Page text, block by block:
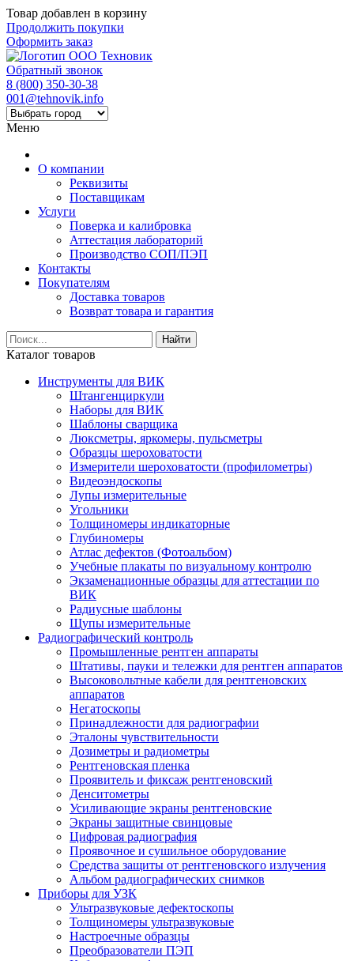
Товар добавлен в корзину
Продолжить покупки
Оформить заказ
Обратный звонок
8 (800) 350-30-38
001@tehnovik.info
Меню
О компании
Реквизиты
Поставщикам
Услуги
Поверка и калибровка
Аттестация лабораторий
Производство СОП/ПЭП
Контакты
Покупателям
Доставка товаров
Возврат товара и гарантия
Найти
Каталог товаров
Инструменты для ВИК
Штангенциркули
Наборы для ВИК
Шаблоны сварщика
Люксметры, яркомеры, пульсметры
Образцы шероховатости
Измерители шероховатости (профилометры)
Видеоэндоскопы
Лупы измерительные
Угольники
Толщиномеры индикаторные
Глубиномеры
Атлас дефектов (Фотоальбом)
Учебные плакаты по визуальному контролю
Экзаменационные образцы для аттестации по
ВИК
Радиусные шаблоны
Щупы измерительные
Радиографический контроль
Промышленные рентген аппараты
Штативы, пауки и тележки для рентген аппаратов
Высоковольтные кабели для рентгеновских
аппаратов
Негатоскопы
Принадлежности для радиографии
Эталоны чувствительности
Дозиметры и радиометры
Рентгеновская пленка
Проявитель и фиксаж рентгеновский
Денситометры
Усиливающие экраны рентгеновские
Экраны защитные свинцовые
Цифровая радиография
Проявочное и сушильное оборудование
Средства защиты от рентгеновского излучения
Альбом радиографических снимков
Приборы для УЗК
Ультразвуковые дефектоскопы
Толщиномеры ультразвуковые
Настроечные образцы
Преобразователи ПЭП